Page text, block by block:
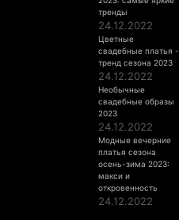
тренды
24.12.2022
Цветные
свадебные платья -
тренд сезона 2023
24.12.2022
Необычные
свадебные образы
2023
24.12.2022
Модные вечерние
платья сезона
осень-зима 2023:
макси и
откровенность
24.12.2022